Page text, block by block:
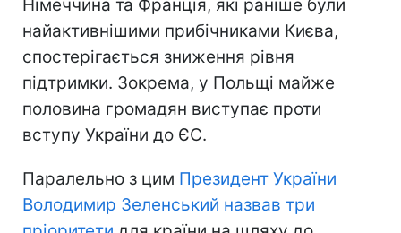
Німеччина та Франція, які раніше були
найактивнішими прибічниками Києва,
спостерігається зниження рівня
підтримки. Зокрема, у Польщі майже
половина громадян виступає проти
вступу України до ЄС.
Паралельно з цим Президент України
Володимир Зеленський назвав три